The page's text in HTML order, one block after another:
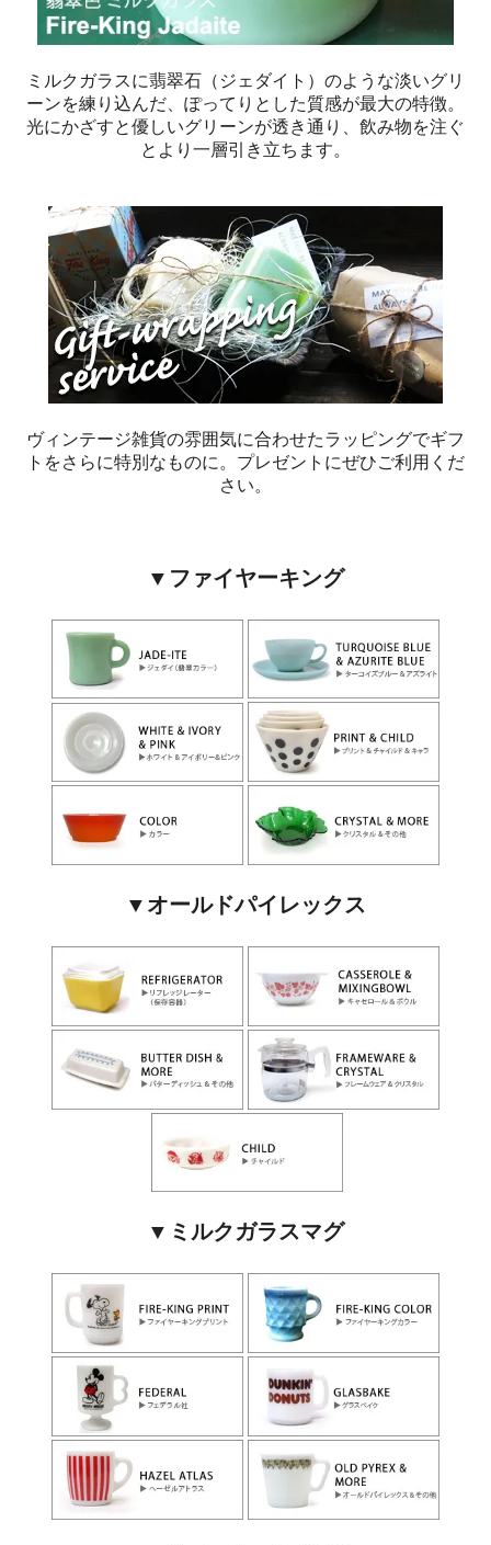
ミルクガラスに翡翠石（ジェダイト）のような淡いグリ
ーンを練り込んだ、ぽってりとした質感が最大の特徴。
光にかざすと優しいグリーンが透き通り、飲み物を注ぐ
とより一層引き立ちます。
ヴィンテージ雑貨の雰囲気に合わせたラッピングでギフ
トをさらに特別なものに。プレゼントにぜひご利用くだ
さい。
▼ファイヤーキング
▼オールドパイレックス
▼ミルクガラスマグ